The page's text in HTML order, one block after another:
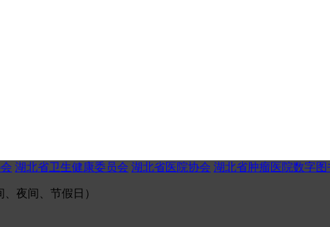
湖北省卫生健康委员会 湖北省医院协会 湖北省肿瘤医院数字图
夜间、节假日）